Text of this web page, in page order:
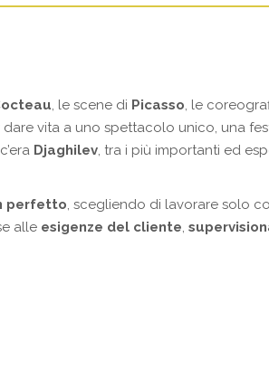
, le scene di Picasso, le
vita a uno spettacolo unico, una
Djaghilev, tra i più importanti ed
perfetto, scegliendo di lavorare solo
alle esigenze del cliente,